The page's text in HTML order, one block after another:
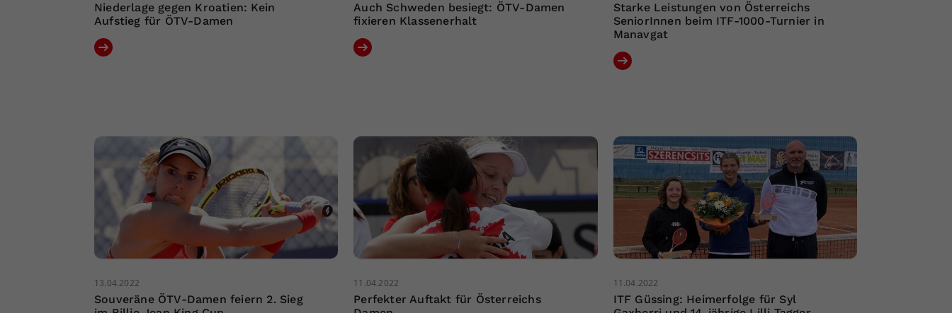
Niederlage gegen Kroatien: Kein
Aufstieg für ÖTV-Damen
Auch Schweden besiegt: ÖTV-Damen
fixieren Klassenerhalt
Starke Leistungen von Österreichs
SeniorInnen beim ITF-1000-Turnier in
Manavgat
13.04.2022
Souveräne ÖTV-Damen feiern 2. Sieg
11.04.2022
Perfekter Auftakt für Österreichs
11.04.2022
ITF Güssing: Heimerfolge für Syl